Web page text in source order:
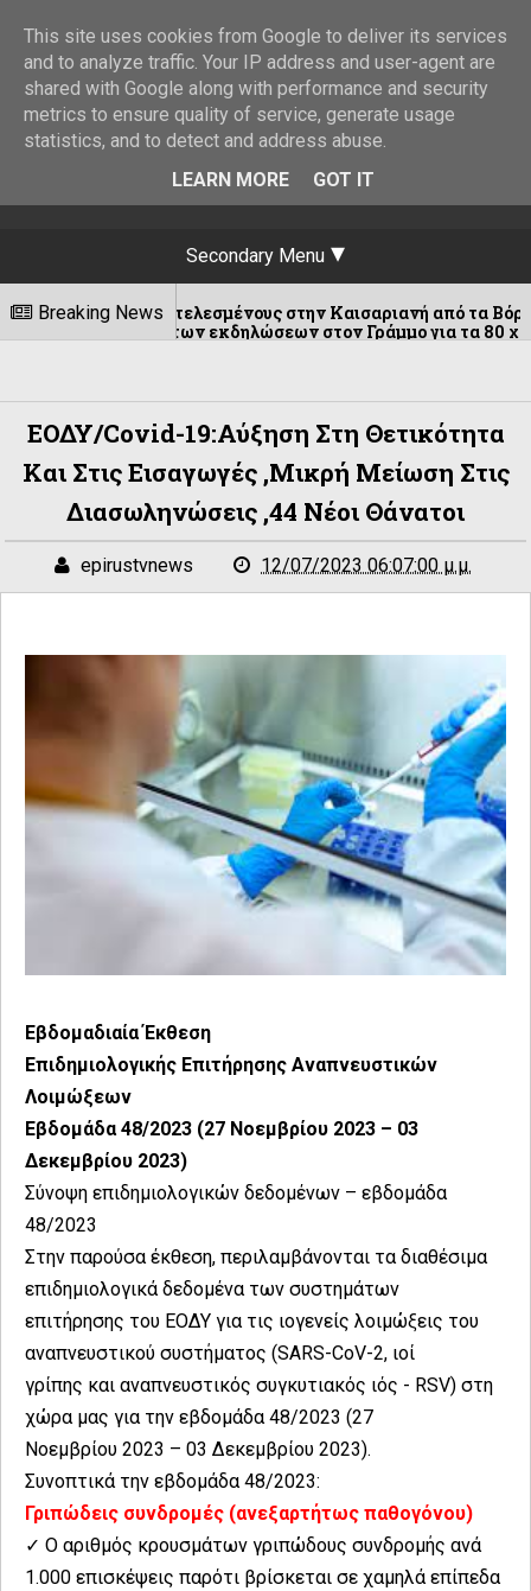
Secondary Menu
Breaking News
εκτελεσμένους στην Καισαριανή από τα Βόρεια Τζουμέρκα
των εκδηλώσεων στον Γράμμο για τα 80 χρόνια του ΔΣΕ
ΕΟΔΥ/Covid-19:Αύξηση Στη Θετικότητα
Και Στις Εισαγωγές ,μικρή Μείωση Στις
Διασωληνώσεις ,44 Νέοι Θάνατοι
epirustvnews 12/07/2023 06:07:00 μ.μ.
Εβδομαδιαία Έκθεση
Επιδημιολογικής Επιτήρησης Αναπνευστικών
Λοιμώξεων
Εβδομάδα 48/2023 (27 Νοεμβρίου 2023 – 03
Δεκεμβρίου 2023)
Σύνοψη επιδημιολογικών δεδομένων – εβδομάδα
48/2023
Στην παρούσα έκθεση, περιλαμβάνονται τα διαθέσιμα
επιδημιολογικά δεδομένα των συστημάτων
επιτήρησης του ΕΟΔΥ για τις ιογενείς λοιμώξεις του
αναπνευστικού συστήματος (SARS-CoV-2, ιοί
γρίπης και αναπνευστικός συγκυτιακός ιός - RSV) στη
χώρα μας για την εβδομάδα 48/2023 (27
Νοεμβρίου 2023 – 03 Δεκεμβρίου 2023).
Συνοπτικά την εβδομάδα 48/2023:
Γριπώδεις συνδρομές (ανεξαρτήτως παθογόνου)
✓ Ο αριθμός κρουσμάτων γριπώδους συνδρομής ανά
1.000 επισκέψεις παρότι βρίσκεται σε χαμηλά επίπεδα
This site uses cookies from Google to deliver its services
and to analyze traffic. Your IP address and user-agent are
shared with Google along with performance and security
metrics to ensure quality of service, generate usage
statistics, and to detect and address abuse.
LEARN MORE
GOT IT